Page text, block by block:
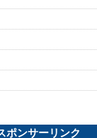
ポンサーリンク